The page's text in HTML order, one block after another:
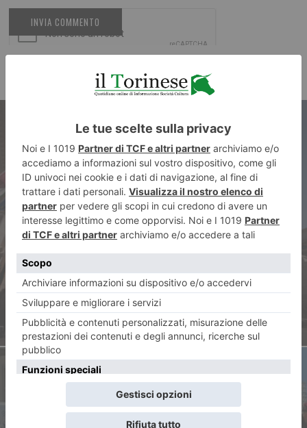
ARTICOLO PRECEDENTE
La rubrica della domenica di
Pier Franco Quaglieni